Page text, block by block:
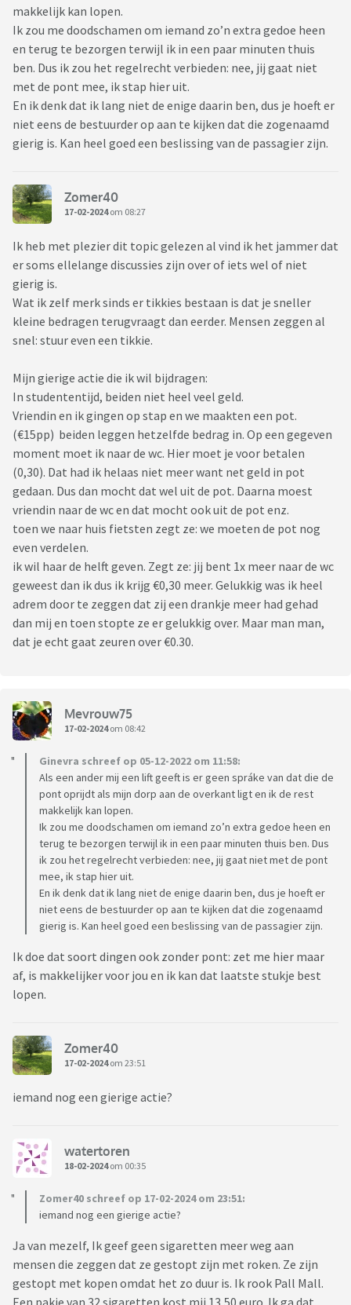
makkelijk kan lopen.
Ik zou me doodschamen om iemand zo’n extra gedoe heen
en terug te bezorgen terwijl ik in een paar minuten thuis
ben. Dus ik zou het regelrecht verbieden: nee, jij gaat niet
met de pont mee, ik stap hier uit.
En ik denk dat ik lang niet de enige daarin ben, dus je hoeft er
niet eens de bestuurder op aan te kijken dat die zogenaamd
gierig is. Kan heel goed een beslissing van de passagier zijn.
Zomer40
17-02-2024om 08:27
Ik heb met plezier dit topic gelezen al vind ik het jammer dat
er soms ellelange discussies zijn over of iets wel of niet
gierig is.
Wat ik zelf merk sinds er tikkies bestaan is dat je sneller
kleine bedragen terugvraagt dan eerder. Mensen zeggen al
snel: stuur even een tikkie.
Mijn gierige actie die ik wil bijdragen:
In studententijd, beiden niet heel veel geld.
Vriendin en ik gingen op stap en we maakten een pot.
(€15pp) beiden leggen hetzelfde bedrag in. Op een gegeven
moment moet ik naar de wc. Hier moet je voor betalen
(0,30). Dat had ik helaas niet meer want net geld in pot
gedaan. Dus dan mocht dat wel uit de pot. Daarna moest
vriendin naar de wc en dat mocht ook uit de pot enz.
toen we naar huis fietsten zegt ze: we moeten de pot nog
even verdelen.
ik wil haar de helft geven. Zegt ze: jij bent 1x meer naar de wc
geweest dan ik dus ik krijg €0,30 meer. Gelukkig was ik heel
adrem door te zeggen dat zij een drankje meer had gehad
dan mij en toen stopte ze er gelukkig over. Maar man man,
dat je echt gaat zeuren over €0.30.
Mevrouw75
17-02-2024om 08:42
Ginevra schreef op 05-12-2022 om 11:58:
Als een ander mij een lift geeft is er geen spráke van dat die de
pont oprijdt als mijn dorp aan de overkant ligt en ik de rest
makkelijk kan lopen.
Ik zou me doodschamen om iemand zo’n extra gedoe heen en
terug te bezorgen terwijl ik in een paar minuten thuis ben. Dus
ik zou het regelrecht verbieden: nee, jij gaat niet met de pont
mee, ik stap hier uit.
En ik denk dat ik lang niet de enige daarin ben, dus je hoeft er
niet eens de bestuurder op aan te kijken dat die zogenaamd
gierig is. Kan heel goed een beslissing van de passagier zijn.
Ik doe dat soort dingen ook zonder pont: zet me hier maar
af, is makkelijker voor jou en ik kan dat laatste stukje best
lopen.
Zomer40
17-02-2024om 23:51
iemand nog een gierige actie?
watertoren
18-02-2024om 00:35
Zomer40 schreef op 17-02-2024 om 23:51:
iemand nog een gierige actie?
Ja van mezelf, Ik geef geen sigaretten meer weg aan
mensen die zeggen dat ze gestopt zijn met roken. Ze zijn
gestopt met kopen omdat het zo duur is. Ik rook Pall Mall.